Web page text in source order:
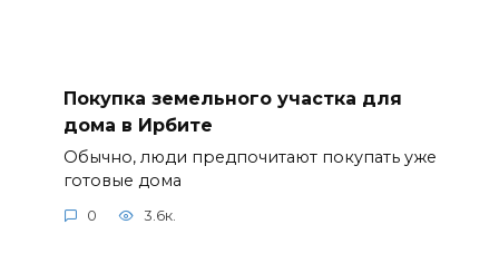
Покупка земельного участка для
дома в Ирбите
Обычно, люди предпочитают покупать уже
готовые дома
0 3.6к.